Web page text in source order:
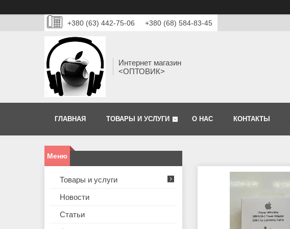
+380 (63) 442-75-06 +380 (68) 584-83-45
Интернет магазин
<ОПТОВИК>
ГЛАВНАЯ ТОВАРЫ И УСЛУГИ О НАС КОНТАКТЫ
Товары и услуги
Новости
Статьи